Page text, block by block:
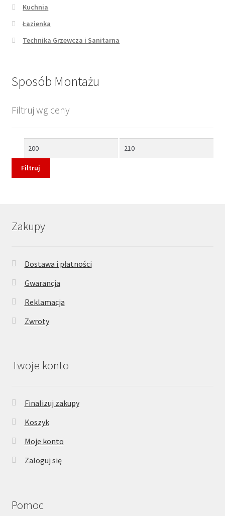
Kuchnia
Łazienka
Technika Grzewcza i Sanitarna
Sposób Montażu
Filtruj wg ceny
Cena
Cena
Filtruj
Zakupy
Dostawa i płatności
Gwarancja
Reklamacja
Zwroty
Twoje konto
Finalizuj zakupy
Koszyk
Moje konto
Zaloguj się
Pomoc